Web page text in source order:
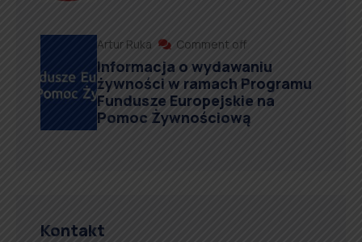
Artur Ruka Comment off
Informacja o wydawaniu
żywności w ramach Programu
Fundusze Europejskie na
Pomoc Żywnościową
Kontakt